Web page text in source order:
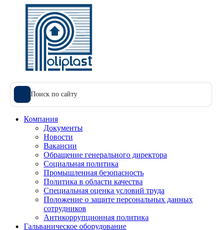
Поиск по сайту
Компания
Документы
Новости
Вакансии
Обращение генерального директора
Социальная политика
Промышленная безопасность
Политика в области качества
Специальная оценка условий труда
Положение о защите персональных данных
сотрудников
Антикоррупционная политика
Гальваническое оборудование